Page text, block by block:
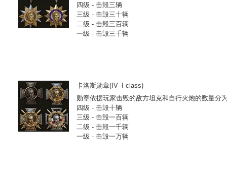
四级 - 击毁三辆
三级 - 击毁三十辆
二级 - 击毁三百辆
一级 - 击毁三千辆
卡洛斯勋章(IV–I class)
勋章依据玩家击毁的敌方坦克和自行火炮的数量分
四级 - 击毁十辆
三级 - 击毁一百辆
二级 - 击毁一千辆
一级 - 击毁一万辆